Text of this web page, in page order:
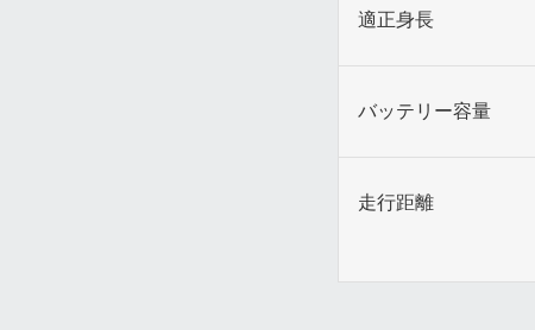
適正身長
バッテリー容量
走行距離